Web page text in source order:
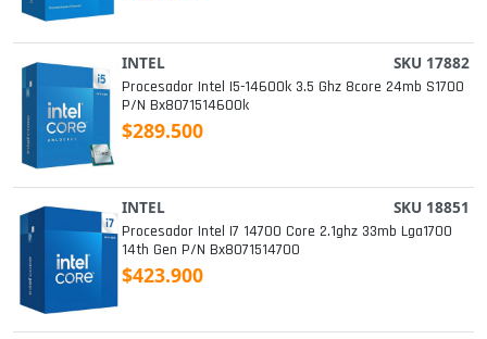
INTEL SKU 17882
Procesador Intel I5-14600k 3.5 Ghz 8core 24mb S1700
P/n Bx8071514600k
$289.500
INTEL SKU 18851
Procesador Intel I7 14700 Core 2.1ghz 33mb Lga1700
14th Gen P/n Bx8071514700
$423.900